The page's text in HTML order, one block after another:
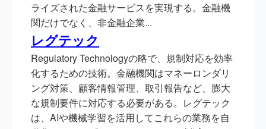
ライズされた金融サービスを実現する。金融機
関だけでなく、非金融企業...
レグテック
Regulatory Technologyの略で、規制対応を効率
化するための技術。金融機関はマネーロンダリ
ング対策、顧客情報管理、取引報告など、膨大
な規制要件に対応する必要がある。レグテック
は、AIや機械学習を活用してこれらの業務を自